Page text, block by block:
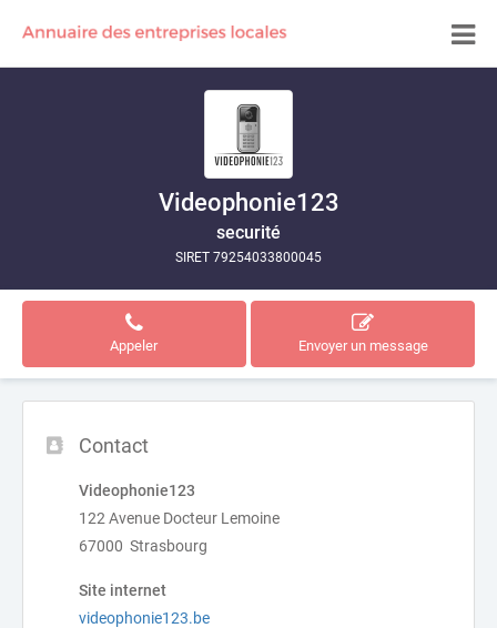
Videophonie123
securité
SIRET 79254033800045
Appeler Envoyer un message
Contact
Videophonie123
122 Avenue Docteur Lemoine
67000 Strasbourg
Site internet
videophonie123.be